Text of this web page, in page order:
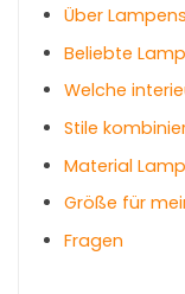
Über
Beliebte
Welche
Stile
Material
Größe für
Fragen